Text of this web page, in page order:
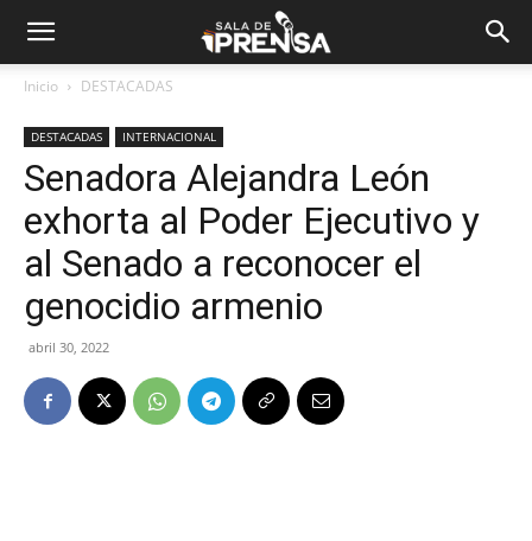
Inicio DESTACADAS
DESTACADAS INTERNACIONAL
Senadora Alejandra León
exhorta al Poder Ejecutivo y
al Senado a reconocer el
genocidio armenio
abril 30, 2022